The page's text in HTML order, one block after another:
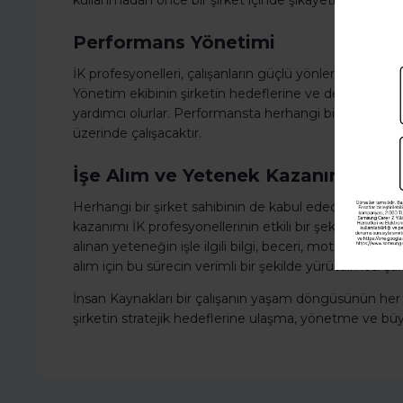
Performans Yönetimi
İK profesyonelleri, çalışanların güçlü yönleri ve
Yönetim ekibinin şirketin hedeflerine ve değerlerine
yardımcı olurlar. Performansta herhangi bir aksama
üzerinde çalışacaktır.
İşe Alım ve Yetenek Kazanımı
Herhangi bir şirket sahibinin de kabul edeceği gibi
kazanımı İK profesyonellerinin etkili bir şekilde
alınan yeteneğin işle ilgili bilgi, beceri, motivasyon
alım için bu sürecin verimli bir şekilde yürütülmesi
İnsan Kaynakları bir çalışanın yaşam döngüsünün
şirketin stratejik hedeflerine ulaşma, yönetme ve